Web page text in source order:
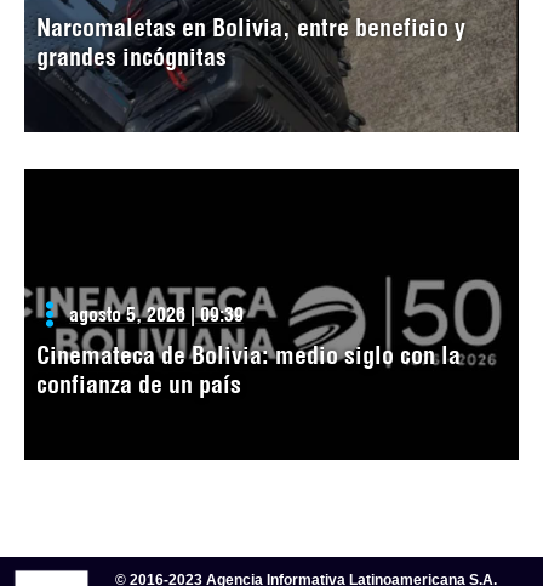
Narcomaletas en Bolivia, entre beneficio y
grandes incógnitas
agosto 5, 2026 | 09:39
Cinemateca de Bolivia: medio siglo con la
confianza de un país
© 2016-2023 Agencia Informativa Latinoamericana S.A.